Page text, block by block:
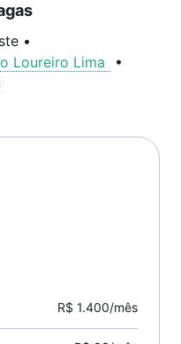
•
Loureiro Lima
•
R$ 1.400/mês